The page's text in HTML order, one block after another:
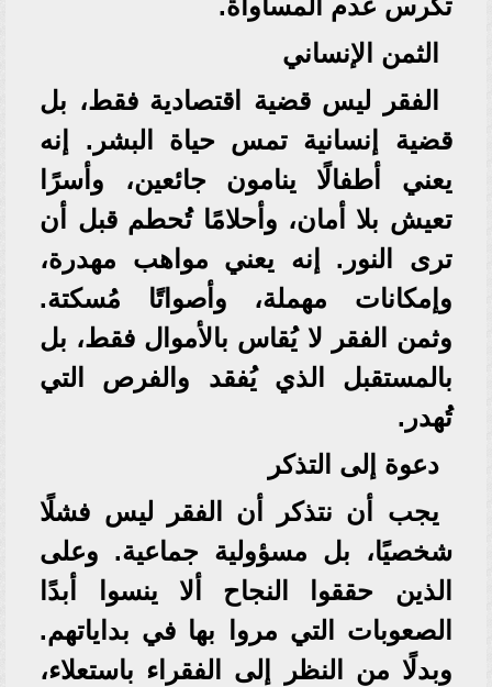
الثمن الإنساني
الفقر ليس قضية اقتصادية فقط، بل
قضية إنسانية تمس حياة البشر. إنه
يعني أطفالًا ينامون جائعين، وأسرًا
تعيش بلا أمان، وأحلامًا تُحطم قبل أن
ترى النور. إنه يعني مواهب مهدرة،
وإمكانات مهملة، وأصواتًا مُسكتة.
وثمن الفقر لا يُقاس بالأموال فقط، بل
بالمستقبل الذي يُفقد والفرص التي
تُهدر.
دعوة إلى التذكر
يجب أن نتذكر أن الفقر ليس فشلًا
شخصيًا، بل مسؤولية جماعية. وعلى
الذين حققوا النجاح ألا ينسوا أبدًا
الصعوبات التي مروا بها في بداياتهم.
وبدلًا من النظر إلى الفقراء باستعلاء،